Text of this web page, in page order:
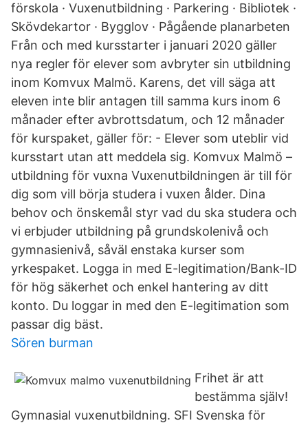
förskola · Vuxenutbildning · Parkering · Bibliotek ·
Skövdekartor · Bygglov · Pågående planarbeten
Från och med kursstarter i januari 2020 gäller
nya regler för elever som avbryter sin utbildning
inom Komvux Malmö. Karens, det vill säga att
eleven inte blir antagen till samma kurs inom 6
månader efter avbrottsdatum, och 12 månader
för kurspaket, gäller för: - Elever som uteblir vid
kursstart utan att meddela sig. Komvux Malmö –
utbildning för vuxna Vuxenutbildningen är till för
dig som vill börja studera i vuxen ålder. Dina
behov och önskemål styr vad du ska studera och
vi erbjuder utbildning på grundskolenivå och
gymnasienivå, såväl enstaka kurser som
yrkespaket. Logga in med E-legitimation/Bank-ID
för hög säkerhet och enkel hantering av ditt
konto. Du loggar in med den E-legitimation som
passar dig bäst.
Sören burman
Frihet är att
bestämma själv!
Gymnasial vuxenutbildning. SFI Svenska för